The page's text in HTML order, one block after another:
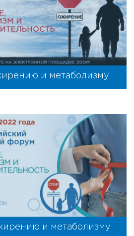
и метаболизму
и метаболизму